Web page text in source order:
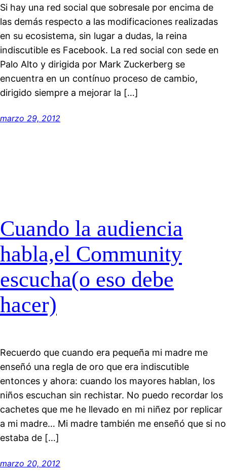
Si hay una red social que sobresale por encima de
las demás respecto a las modificaciones realizadas
en su ecosistema, sin lugar a dudas, la reina
indiscutible es Facebook. La red social con sede en
Palo Alto y dirigida por Mark Zuckerberg se
encuentra en un contínuo proceso de cambio,
dirigido siempre a mejorar la […]
marzo 29, 2012
Cuando la audiencia
habla,el Community
escucha(o eso debe
hacer)
Recuerdo que cuando era pequeña mi madre me
enseñó una regla de oro que era indiscutible
entonces y ahora: cuando los mayores hablan, los
niños escuchan sin rechistar. No puedo recordar los
cachetes que me he llevado en mi niñez por replicar
a mi madre… Mi madre también me enseñó que si no
estaba de […]
marzo 20, 2012